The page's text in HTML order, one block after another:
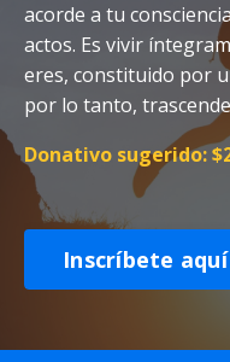
acorde a tu
actos. Es vivir
eres, constituido por
por lo tanto,
Donativo sugerido:
Inscríbete aquí